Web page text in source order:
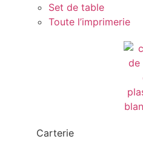
Set de table
Toute l’imprimerie
Carterie